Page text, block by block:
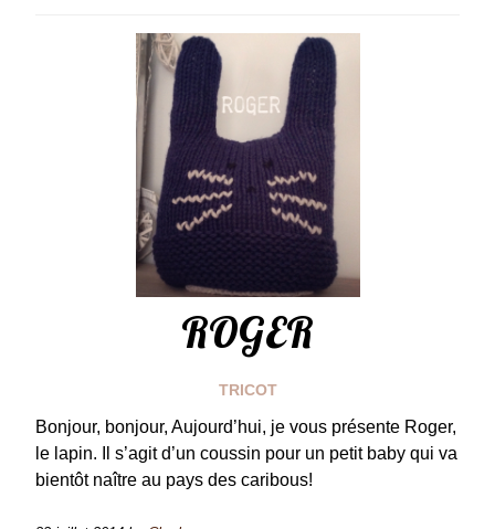
ROGER
TRICOT
Bonjour, bonjour, Aujourd’hui, je vous présente Roger,
le lapin. Il s’agit d’un coussin pour un petit baby qui va
bientôt naître au pays des caribous!